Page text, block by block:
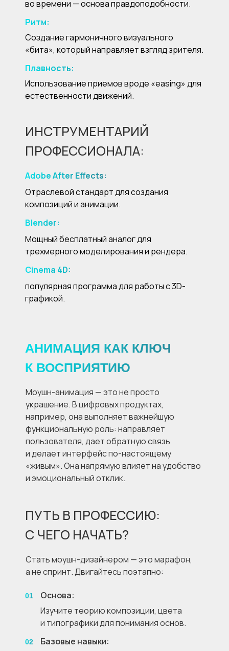
во времени — основа правдоподобности.
Плавность:
Использование приемов вроде «easing» для
естественности движений.
Ритм:
Создание гармоничного визуального
«бита», который направляет взгляд зрителя.
ИНСТРУМЕНТАРИЙ
ПРОФЕССИОНАЛА:
Adobe After Effects:
Отраслевой стандарт для создания
композиций и анимации.
Cinema 4D:
популярная программа для работы с 3D-
графикой.
Blender:
Мощный бесплатный аналог для
трехмерного моделирования и рендера.
АНИМАЦИЯ КАК КЛЮЧ
К ВОСПРИЯТИЮ
Моушн-анимация — это не просто
украшение. В цифровых продуктах,
например, она выполняет важнейшую
функциональную роль: направляет
пользователя, дает обратную связь
и делает интерфейс по-настоящему
«живым». Она напрямую влияет на удобство
и эмоциональный отклик.
ПУТЬ В ПРОФЕССИЮ:
С ЧЕГО НАЧАТЬ?
Стать моушн-дизайнером — это марафон,
а не спринт. Двигайтесь поэтапно:
Основа:
Изучите теорию композиции, цвета
и типографики для понимания основ.
01
Базовые навыки:
02